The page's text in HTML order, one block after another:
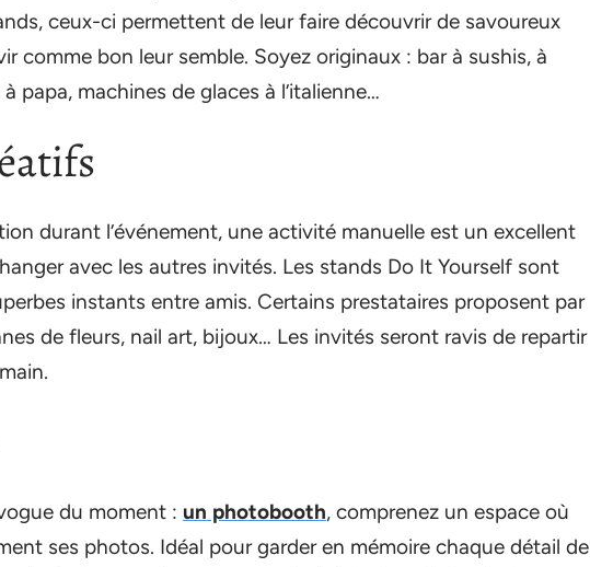
ceux-ci permettent de leur faire découvrir de savoureux
comme bon leur semble. Soyez originaux : bar à sushis, à
papa, machines de glaces à l’italienne…
durant l’événement, une activité manuelle est un excellent
avec les autres invités. Les stands Do It Yourself sont
instants entre amis. Certains prestataires proposent par
de fleurs, nail art, bijoux… Les invités seront ravis de repartir
du moment : un photobooth, comprenez un espace où
ses photos. Idéal pour garder en mémoire chaque détail de